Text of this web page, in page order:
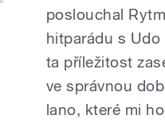
poslouchal
hitparádu s Udo
ta příležitost
ve správnou
lano, které mi